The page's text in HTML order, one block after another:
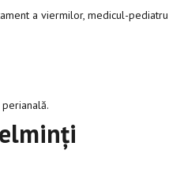
a viermilor, medicul-pediatru
nți